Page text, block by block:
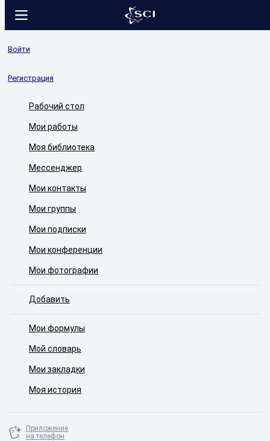
Войти
Регистрация
Рабочий стол
Мои работы
Моя библиотека
Мессенджер
Мои контакты
Мои группы
Мои подписки
Мои конференции
Мои фотографии
Добавить
Мои формулы
Мой словарь
Мои закладки
Моя история
Приложение
на телефон